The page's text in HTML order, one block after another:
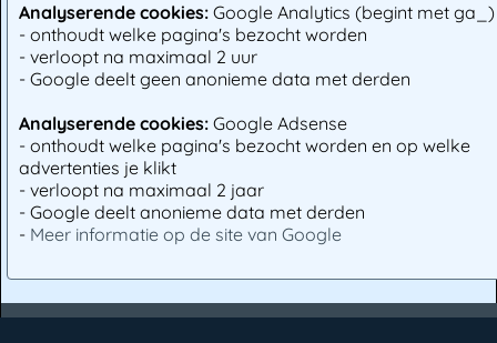
Analyserende cookies: Google Analytics (begint met ga_)
- onthoudt welke pagina's bezocht worden
- verloopt na maximaal 2 uur
- Google deelt geen anonieme data met derden
Analyserende cookies: Google Adsense
- onthoudt welke pagina's bezocht worden en op welke
advertenties je klikt
- verloopt na maximaal 2 jaar
- Google deelt anonieme data met derden
- Meer informatie op de site van Google